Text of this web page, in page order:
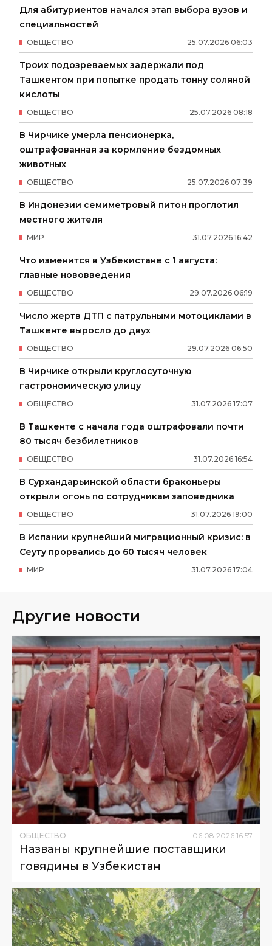
Для абитуриентов начался этап выбора вузов и
специальностей
25.07.2026 06:03
ОБЩЕСТВО
Троих подозреваемых задержали под
Ташкентом при попытке продать тонну соляной
кислоты
25.07.2026 08:18
ОБЩЕСТВО
В Чирчике умерла пенсионерка,
оштрафованная за кормление бездомных
животных
25.07.2026 07:39
ОБЩЕСТВО
В Индонезии семиметровый питон проглотил
местного жителя
31.07.2026 16:42
МИР
Что изменится в Узбекистане с 1 августа:
главные нововведения
29.07.2026 06:19
ОБЩЕСТВО
Число жертв ДТП с патрульными мотоциклами в
Ташкенте выросло до двух
29.07.2026 06:50
ОБЩЕСТВО
В Чирчике открыли круглосуточную
гастрономическую улицу
31.07.2026 17:07
ОБЩЕСТВО
В Ташкенте с начала года оштрафовали почти
80 тысяч безбилетников
31.07.2026 16:54
ОБЩЕСТВО
В Сурхандарьинской области браконьеры
открыли огонь по сотрудникам заповедника
31.07.2026 19:00
ОБЩЕСТВО
В Испании крупнейший миграционный кризис: в
Сеуту прорвались до 60 тысяч человек
31.07.2026 17:04
МИР
Другие новости
ОБЩЕСТВО 06.08.2026 16:57
Названы крупнейшие поставщики
говядины в Узбекистан